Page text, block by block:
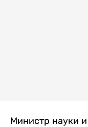
Министр науки